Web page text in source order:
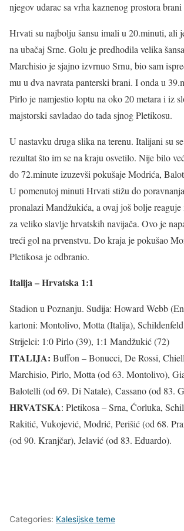
njegov udarac sa vrha kaznenog prostora
Hrvati su najbolju šansu imali u 20.minuti, ali
na ubačaj Srne. Golu je predhodila velika
Marchisio je sjajno izvrnuo Srnu, bio sam
mu u dva navrata panterski brani. I onda u
Pirlo je namjestio loptu na oko 20 metara i iz
majstorski savladao do tada sjnog Pletikosu.
U nastavku druga slika na terenu. Italijani su
rezultat što im se na kraju osvetilo. Nije bilo
do 72.minute izuzevši pokušaje Modrića,
U pomenutoj minuti Hrvati stižu do
pronalazi Mandžukića, a ovaj još bolje
za veliko slavlje hrvatskih navijača. Ovo je
treći gol na prvenstvu. Do kraja je pokušao
Pletikosa je odbranio.
Italija – Hrvatska 1:1
Stadion u Poznanju. Sudija: Howard Webb
kartoni: Montolivo, Motta (Italija),
Strijelci: 1:0 Pirlo (39), 1:1 Mandžukić (72)
ITALIJA: Buffon – Bonucci, De Rossi,
Marchisio, Pirlo, Motta (od 63. Montolivo),
Balotelli (od 69. Di Natale), Cassano (od 83.
HRVATSKA: Pletikosa – Srna, Ćorluka,
Rakitić, Vukojević, Modrić, Perišić (od 68.
(od 90. Kranjčar), Jelavić (od 83. Eduardo).
Categories: Kalesijske teme